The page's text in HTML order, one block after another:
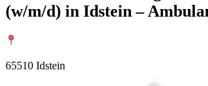
(w/m/d) in Idstein –
65510 Idstein